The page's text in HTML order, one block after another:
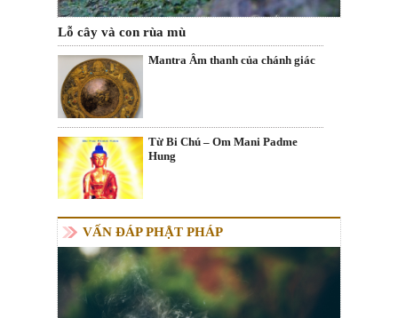
Lỗ cây và con rùa mù
Mantra Âm thanh của chánh giác
Từ Bi Chú – Om Mani Padme
Hung
VẤN ĐÁP PHẬT PHÁP